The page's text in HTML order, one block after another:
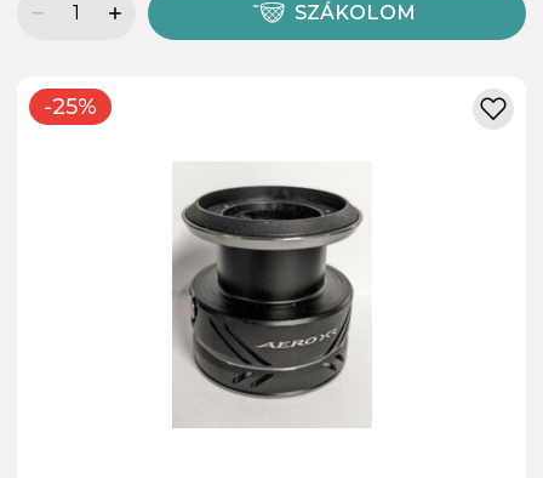
SZÁKOLOM
-25%